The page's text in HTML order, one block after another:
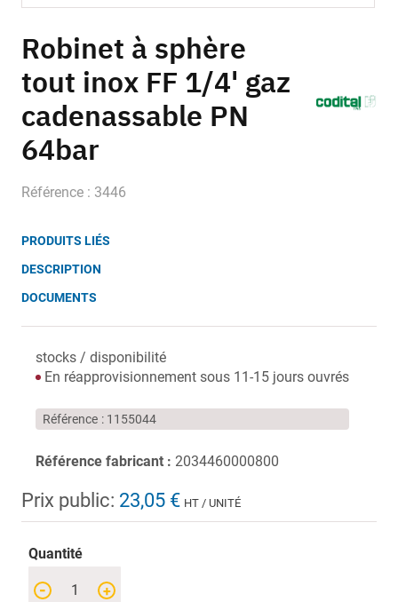
to
the
beginning
of
the
images
gallery
Robinet à sphère
tout inox FF 1/4' gaz
cadenassable PN
64bar
Référence : 3446
PRODUITS LIÉS
DESCRIPTION
DOCUMENTS
stocks / disponibilité
En réapprovisionnement sous 11-15 jours ouvrés
Référence 1155044
Référence fabricant : 2034460000800
Prix public: 23,05 € HT / UNITÉ
Quantité
+
-